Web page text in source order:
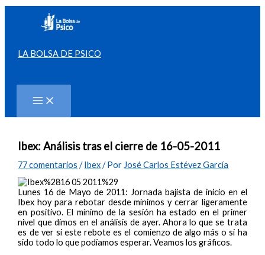
contenido
LA BOLSA DE PSICO
Ibex: Análisis tras el cierre de 16-05-2011
77 comentarios /Ibex/ Por José Carlos Estévez García
Lunes 16 de Mayo de 2011: Jornada bajista de inicio en el
Ibex hoy para rebotar desde mínimos y cerrar ligeramente
en positivo. El mínimo de la sesión ha estado en el primer
nivel que dimos en el análisis de ayer. Ahora lo que se trata
es de ver si este rebote es el comienzo de algo más o si ha
sido todo lo que podíamos esperar. Veamos los gráficos.